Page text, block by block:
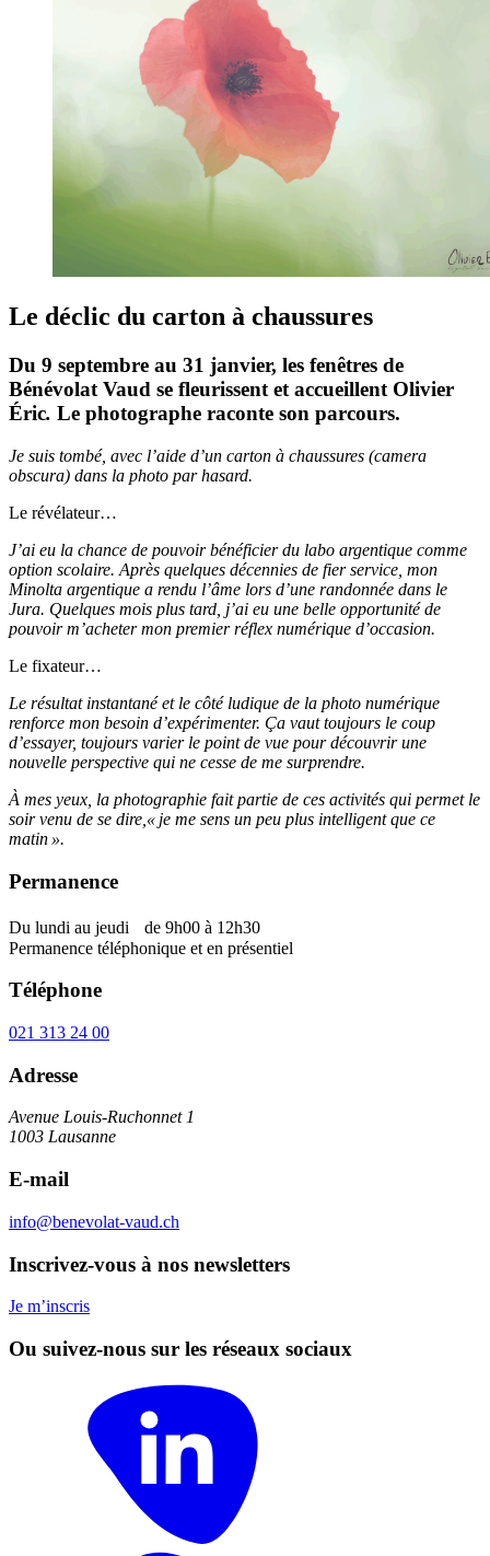
Le déclic du carton à chaussures
Du 9 septembre au 31 janvier, les fenêtres de
Bénévolat Vaud se fleurissent et accueillent Olivier
Éric. Le photographe raconte son parcours.
Je suis tombé, avec l’aide d’un carton à chaussures (camera
obscura) dans la photo par hasard.
Le révélateur…
J’ai eu la chance de pouvoir bénéficier du labo argentique comme
option scolaire. Après quelques décennies de fier service, mon
Minolta argentique a rendu l’âme lors d’une randonnée dans le
Jura. Quelques mois plus tard, j’ai eu une belle opportunité de
pouvoir m’acheter mon premier réflex numérique d’occasion.
Le fixateur…
Le résultat instantané et le côté ludique de la photo numérique
renforce mon besoin d’expérimenter. Ça vaut toujours le coup
d’essayer, toujours varier le point de vue pour découvrir une
nouvelle perspective qui ne cesse de me surprendre.
À mes yeux, la photographie fait partie de ces activités qui permet le
soir venu de se dire,« je me sens un peu plus intelligent que ce
matin ».
Permanence
Du lundi au jeudi de 9h00 à 12h30
Permanence téléphonique et en présentiel
Téléphone
021 313 24 00
Adresse
Avenue Louis-Ruchonnet 1
1003 Lausanne
E-mail
info@benevolat-vaud.ch
Inscrivez-vous à nos newsletters
Je m’inscris
Ou suivez-nous sur les réseaux sociaux